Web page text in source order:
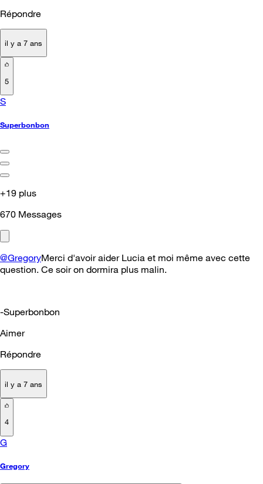
Répondre
il y a 7 ans
5
S
Superbonbon
+19 plus
670 Messages
@GregoryMerci d'avoir aider Lucia et moi même avec cette
question. Ce soir on dormira plus malin.
-Superbonbon
Aimer
Répondre
il y a 7 ans
4
G
Gregory